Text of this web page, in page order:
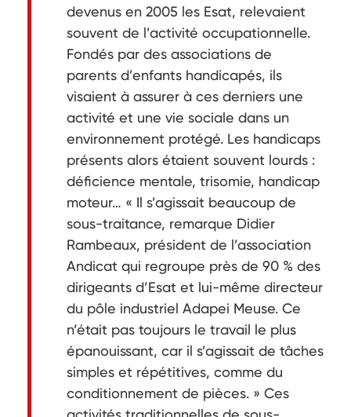
devenus en 2005 les Esat, relevaient
souvent de l’activité occupationnelle.
Fondés par des associations de
parents d’enfants handicapés, ils
visaient à assurer à ces derniers une
activité et une vie sociale dans un
environnement protégé. Les handicaps
présents alors étaient souvent lourds :
déficience mentale, trisomie, handicap
moteur… « Il s’agissait beaucoup de
sous-traitance, remarque Didier
Rambeaux, président de l’association
Andicat qui regroupe près de 90 % des
dirigeants d’Esat et lui-même directeur
du pôle industriel Adapei Meuse. Ce
n’était pas toujours le travail le plus
épanouissant, car il s’agissait de tâches
simples et répétitives, comme du
conditionnement de pièces. » Ces